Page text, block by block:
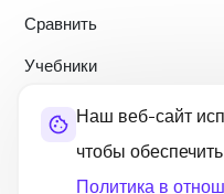
Наш веб-сайт
чтобы
Политика в
Сравнить
Учебники
О насПолитика возврата
Политика